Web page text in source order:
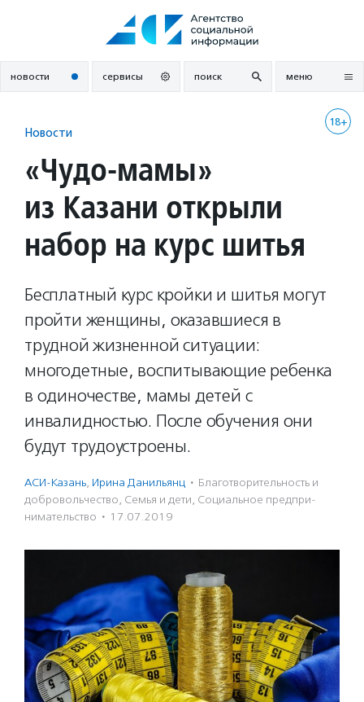
новости сервисы поиск меню
18+
Новости
«Чудо-мамы»
из Казани открыли
набор на курс шитья
Бесплатный курс кройки и шитья могут
пройти женщины, оказавшиеся в
трудной жизненной ситуации:
многодетные, воспитывающие ребенка
в одиночестве, мамы детей с
инвалидностью. После обучения они
будут трудоустроены.
АСИ-Казань, Ирина Данильянц · Благотвори­тель­ность и
доброволь­чест­во, Семья и дети, Социальное предпри­
нима­тель­ство · 17.07.2019